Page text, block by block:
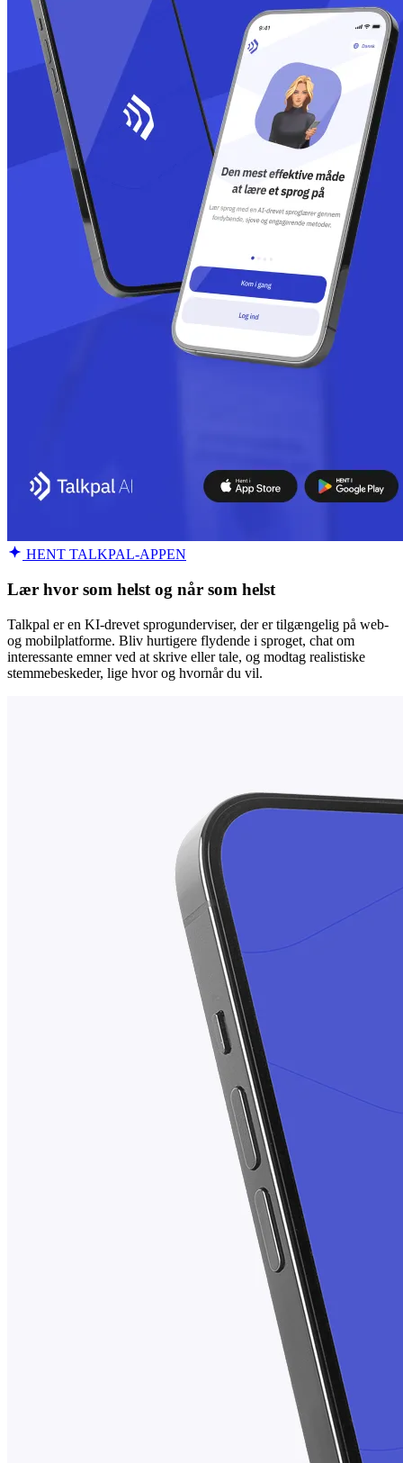
HENT TALKPAL-APPEN
Lær hvor som helst og når som helst
Talkpal er en KI-drevet sprogunderviser, der er tilgængelig på web-
og mobilplatforme. Bliv hurtigere flydende i sproget, chat om
interessante emner ved at skrive eller tale, og modtag realistiske
stemmebeskeder, lige hvor og hvornår du vil.